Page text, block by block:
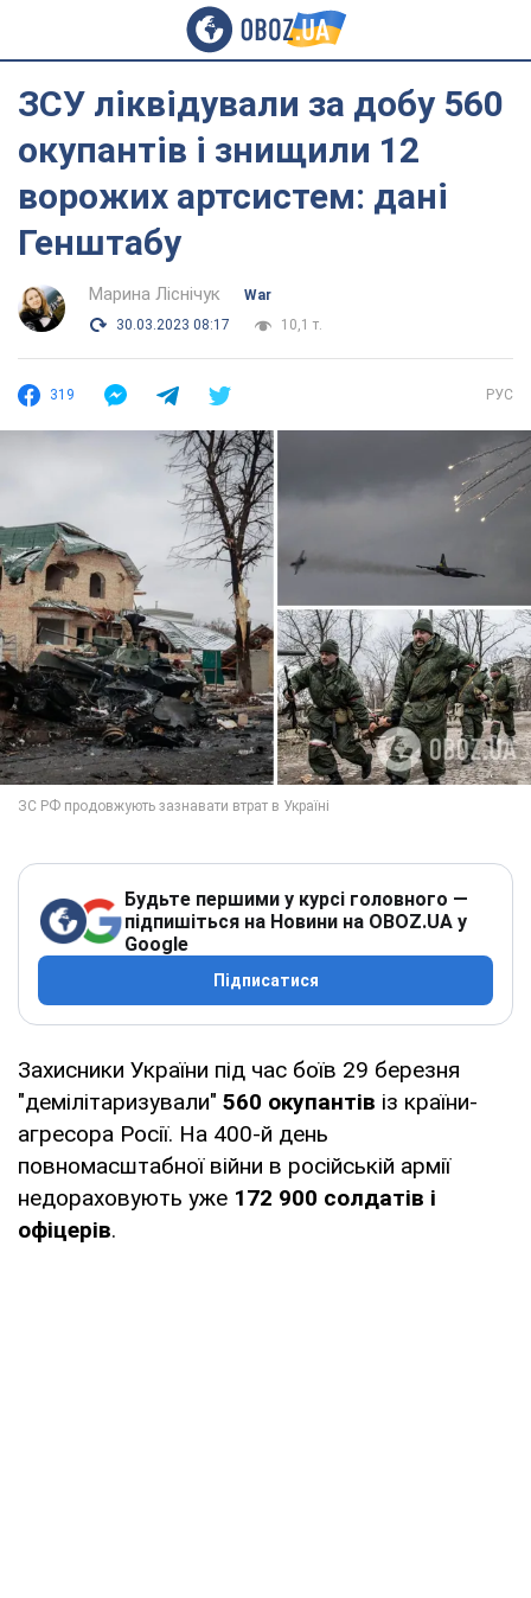
ЗСУ ліквідували за добу 560
окупантів і знищили 12
ворожих артсистем: дані
Генштабу
Марина Ліснічук
War
30.03.2023 08:17
10,1 т.
319 РУС
Будьте першими у курсі головного —
підпишіться на Новини на OBOZ.UA у
Google
Підписатися
Захисники України під час боїв 29 березня
"демілітаризували" 560 окупантів із країни-
агресора Росії. На 400-й день
повномасштабної війни в російській армії
недораховують уже 172 900 солдатів і
офіцерів.